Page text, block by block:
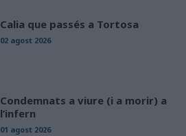
Calia que passés a Tortosa
02 agost 2026
Condemnats a viure (i a morir) a
l’infern
01 agost 2026